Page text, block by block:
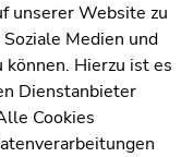
unserer Website zu
Medien und
Hierzu ist es
Dienstanbieter
Cookies